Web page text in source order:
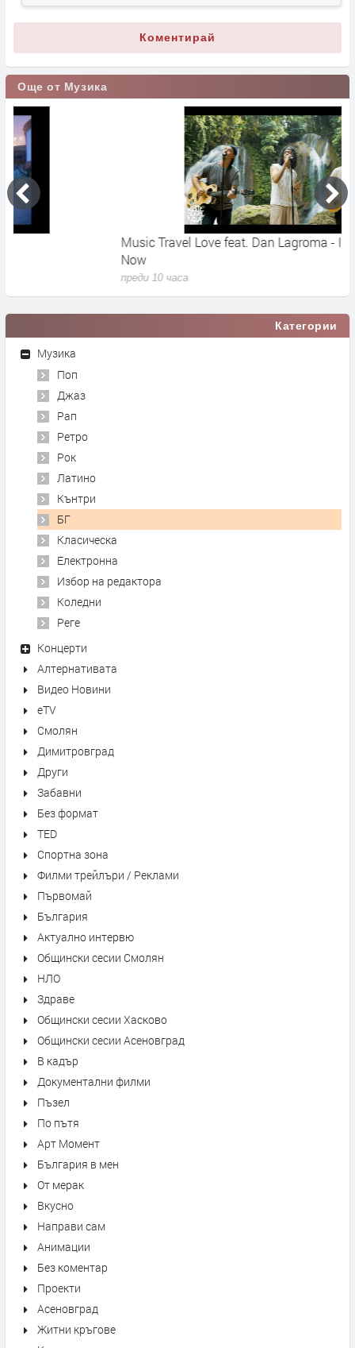
Коментирай
Още от Музика
Music Travel Love feat. Dan Lagroma - If You Leave Me
Категории
Музика
Поп
Джаз
Рап
Ретро
Рок
Латино
Кънтри
БГ
Класическа
Електронна
Избор на редактора
Коледни
Реге
Концерти
Алтернативата
Видео Новини
eTV
Смолян
Димитровград
Други
Забавни
Без формат
TED
Спортна зона
Филми трейлъри / Реклами
Първомай
България
Актуално интервю
Общински сесии Смолян
НЛО
Здраве
Общински сесии Хасково
Общински сесии Асеновград
В кадър
Документални филми
Пъзел
По пътя
Арт Момент
България в мен
От мерак
Вкусно
Направи сам
Анимации
Без коментар
Проекти
Асеновград
Житни кръгове